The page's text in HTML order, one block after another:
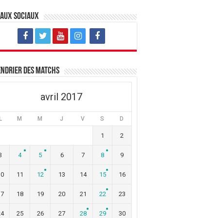
sociaux
des matchs
avril 2017
M M J V S D
1 2
4 5 6 7 8 9
11 12 13 14 15 16
18 19 20 21 22 23
25 26 27 28 29 30